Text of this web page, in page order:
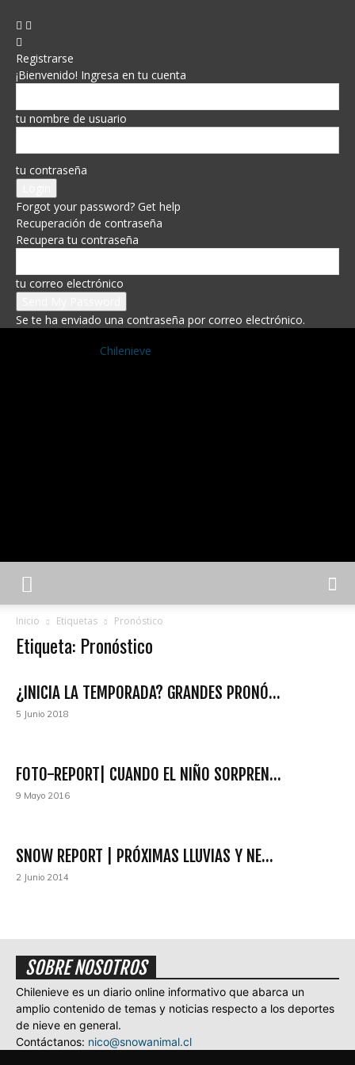
Registrarse
¡Bienvenido! Ingresa en tu cuenta
tu nombre de usuario
tu contraseña
Forgot your password? Get help
Recuperación de contraseña
Recupera tu contraseña
tu correo electrónico
Se te ha enviado una contraseña por correo electrónico.
Chilenieve
Inicio Etiquetas Pronóstico
Etiqueta: Pronóstico
¿INICIA LA TEMPORADA? GRANDES PRONÓ...
5 Junio 2018
FOTO-REPORT| CUANDO EL NIÑO SORPREN...
9 Mayo 2016
SNOW REPORT | PRÓXIMAS LLUVIAS Y NE...
2 Junio 2014
SOBRE NOSOTROS
Chilenieve es un diario online informativo que abarca un
amplio contenido de temas y noticias respecto a los deportes
de nieve en general.
Contáctanos: nico@snowanimal.cl